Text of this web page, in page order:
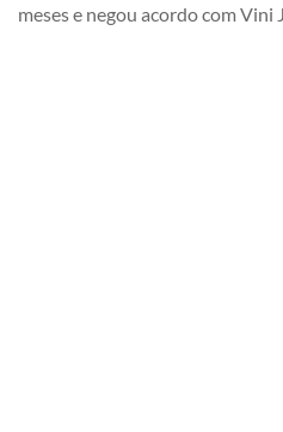
meses e negou acordo com Vini